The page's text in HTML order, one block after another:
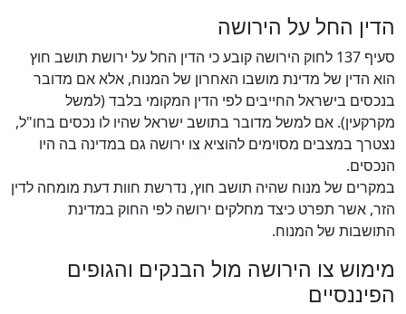
הדין החל על הירושה
סעיף 137 לחוק הירושה קובע כי הדין החל על ירושת תושב חוץ
הוא הדין של מדינת מושבו האחרון של המנוח, אלא אם מדובר
בנכסים בישראל החייבים לפי הדין המקומי בלבד (למשל
מקרקעין). אם למשל מדובר בתושב ישראל שהיו לו נכסים בחו"ל,
נצטרך במצבים מסוימים להוציא צו ירושה גם במדינה בה היו
הנכסים.
במקרים של מנוח שהיה תושב חוץ, נדרשת חוות דעת מומחה לדין
הזר, אשר תפרט כיצד מחלקים ירושה לפי החוק במדינת
התושבות של המנוח.
מימוש צו הירושה מול הבנקים והגופים
הפיננסיים